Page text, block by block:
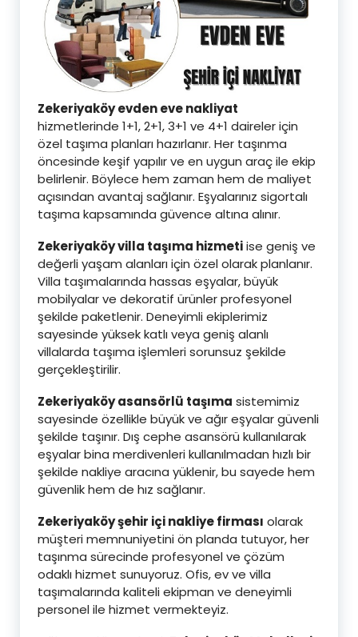
Zekeriyaköy evden eve nakliyat
hizmetlerinde 1+1, 2+1, 3+1 ve 4+1 daireler için
özel taşıma planları hazırlanır. Her taşınma
öncesinde keşif yapılır ve en uygun araç ile ekip
belirlenir. Böylece hem zaman hem de maliyet
açısından avantaj sağlanır. Eşyalarınız sigortalı
taşıma kapsamında güvence altına alınır.
Zekeriyaköy villa taşıma hizmetiise geniş ve
değerli yaşam alanları için özel olarak planlanır.
Villa taşımalarında hassas eşyalar, büyük
mobilyalar ve dekoratif ürünler profesyonel
şekilde paketlenir. Deneyimli ekiplerimiz
sayesinde yüksek katlı veya geniş alanlı
villalarda taşıma işlemleri sorunsuz şekilde
gerçekleştirilir.
Zekeriyaköy asansörlü taşıma sistemimiz
sayesinde özellikle büyük ve ağır eşyalar güvenli
şekilde taşınır. Dış cephe asansörü kullanılarak
eşyalar bina merdivenleri kullanılmadan hızlı bir
şekilde nakliye aracına yüklenir, bu sayede hem
güvenlik hem de hız sağlanır.
Zekeriyaköy şehir içi nakliye firması olarak
müşteri memnuniyetini ön planda tutuyor, her
taşınma sürecinde profesyonel ve çözüm
odaklı hizmet sunuyoruz. Ofis, ev ve villa
taşımalarında kaliteli ekipman ve deneyimli
personel ile hizmet vermekteyiz.